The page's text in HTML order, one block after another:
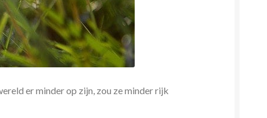
er minder op zijn, zou ze minder rijk